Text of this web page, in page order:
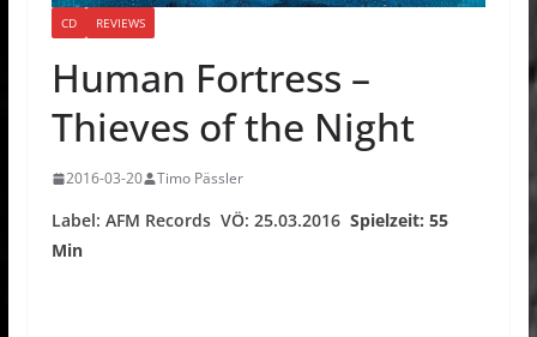
CD REVIEWS
Human Fortress –
Thieves of the Night
2016-03-20 Timo Pässler
Label: AFM Records VÖ: 25.03.2016 Spielzeit: 55
Min